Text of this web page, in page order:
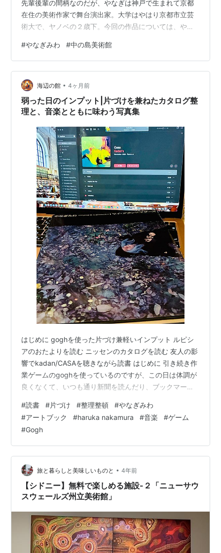
先輩後輩の間柄なのだが、やなぎは神戸で生まれて京都
在住の美術作家で舞台演出家。大学はやはり京都市立芸
術大で、ヤノベの２歳下。今回の作品については、やは
による「黄泉平坂」の世界を紹介します。福島の桃果樹
園を、毎年１０年間撮影した写真作品「女神と男神が桃
の樹の下で別れる」、火、土、鐵、水などを生んだ女神
をテーマにした鋳造作品、新作映像のほかに、５月２８
日２９日３０日には、舞台公演「黄泉平坂～排斥と遊戯
～」も上演予定です。古事記を新訳する作家の…
#やなぎみわ #中の島美術館
海辺の館 • 4ヶ月前
弱った日のインプット|片づけを兼ねたカタログ整
理と、音楽とともに味わう写真集
はじめに goghを使った片づけ兼軽いインプット ルピシ
アのおたよりを読む ニッセンのカタログを読む 友人の影
響でkadan/CASAを聴きながら読書 はじめに 引き続き作
業ゲームのgoghを使っているのですが、この日は体調が
良くなくて、いつも通り新聞を読んだり、ブックマーク
る気力がありませんでした。 電子書籍の利用をほとんど
しなくなってからは、インプットはもっぱらデジタル版
の新聞の毎日新聞・日経新聞の二紙と紙の書籍がメイン
で、ここのところはあまり読書もできていない状態だっ
たので、それでも読むことを諦めたくないなという思い
ばかりが強くなっていま…
#読書 #片づけ #整理整頓 #やなぎみわ
#アートブック #haruka nakamura #音楽 #ゲーム
#Gogh
旅と暮らしと美味しいものと • 4年前
【シドニー】無料で楽しめる施設-２「ニューサウ
スウェールズ州立美術館」